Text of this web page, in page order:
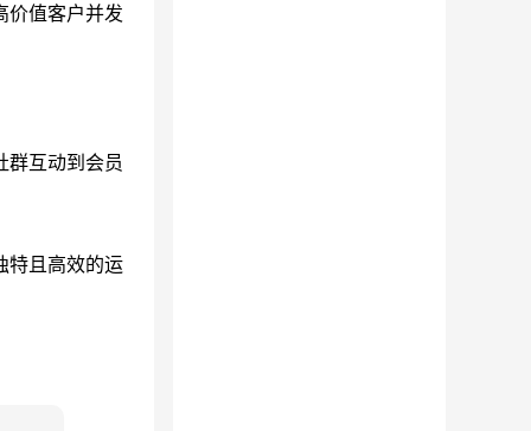
价值客户并发
群互动到会员
特且高效的运